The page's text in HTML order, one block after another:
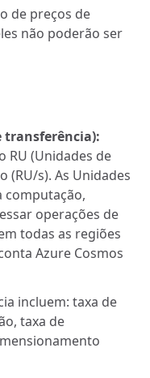
de preços de
não poderão ser
transferência):
RU (Unidades de
(RU/s). As Unidades
computação,
operações de
todas as regiões
Azure Cosmos
incluem: taxa de
taxa de